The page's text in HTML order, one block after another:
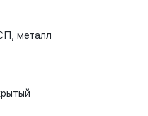
металл